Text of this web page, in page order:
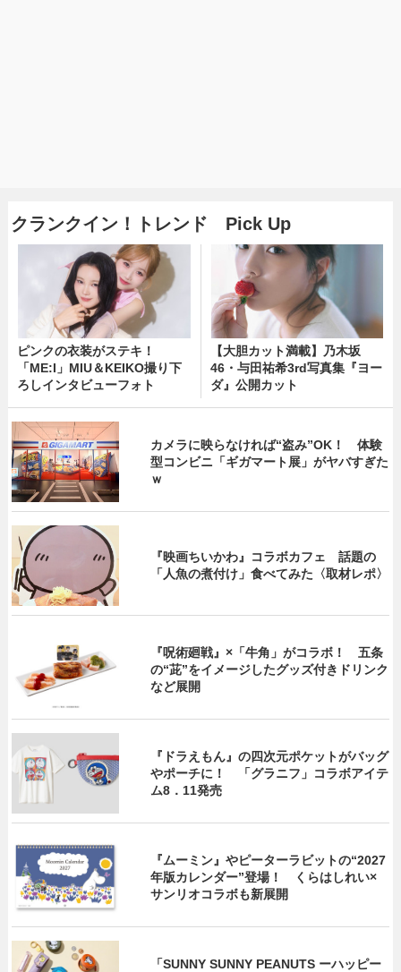
クランクイン！トレンド Pick Up
ピンクの衣装がステキ！
「ME:I」MIU＆KEIKO撮り下
ろしインタビューフォト
【大胆カット満載】乃木坂
46・与田祐希3rd写真集『ヨー
ダ』公開カット
カメラに映らなければ“盗み”OK！ 体験
型コンビニ「ギガマート展」がヤバすぎた
ｗ
『映画ちいかわ』コラボカフェ 話題の
「人魚の煮付け」食べてみた〈取材レポ〉
『呪術廻戦』×「牛角」がコラボ！ 五条
の“茈”をイメージしたグッズ付きドリンク
など展開
『ドラえもん』の四次元ポケットがバッグ
やポーチに！ 「グラニフ」コラボアイテ
ム8．11発売
『ムーミン』やピーターラビットの“2027
年版カレンダー”登場！ くらはしれい×
サンリオコラボも新展開
「SUNNY SUNNY PEANUTS ーハッピー